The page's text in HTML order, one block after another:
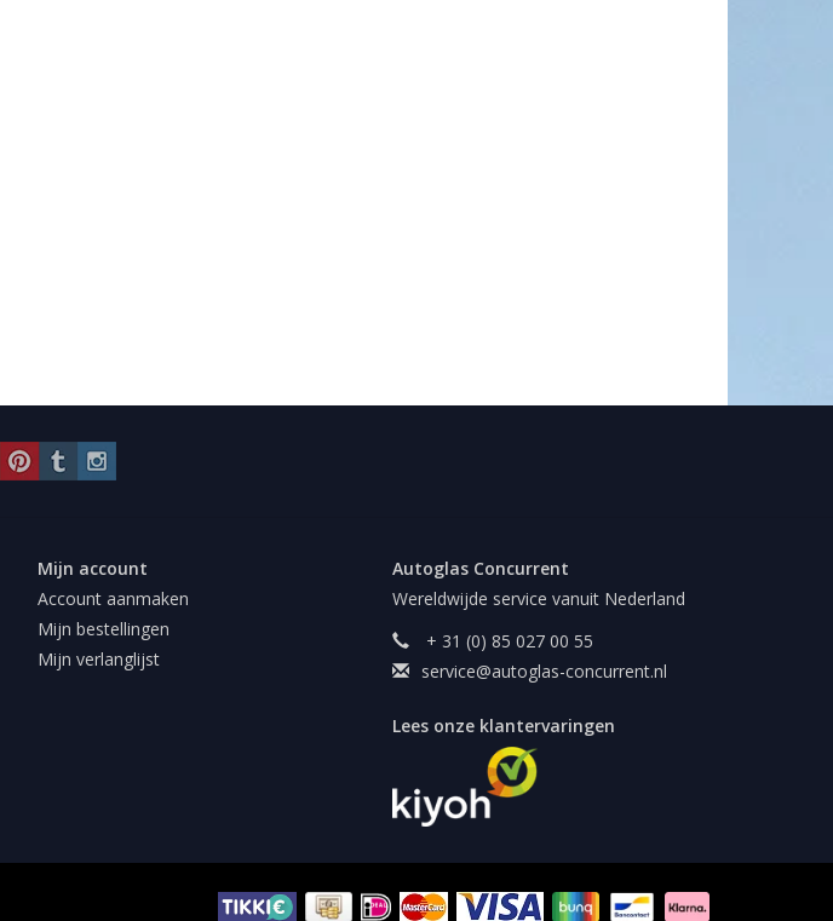
Mijn account
Account aanmaken
Mijn bestellingen
Mijn verlanglijst
Autoglas Concurrent
Wereldwijde service vanuit Nederland
+ 31 (0) 85 027 00 55
service@autoglas-concurrent.nl
Lees onze klantervaringen